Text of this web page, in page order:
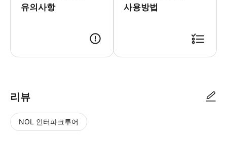
유의사항 사용방법
리뷰
NOL 인터파크투어